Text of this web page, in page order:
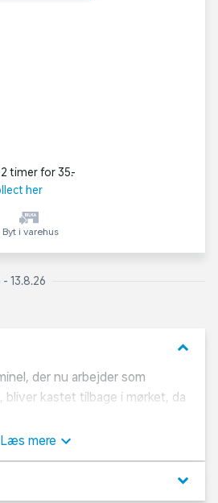
timer for 35,-
her
Byt i varehus
13.8.26
keyboard_arrow_down
der nu arbejder som
bliver kastet tilbage i mørket, da
synder, opsøger Cairo sin
bandeleder Saddam, for
som en desperat
sig hurtigt til en farlig rejse ind i
Læs mere
keyboard_arrow_down